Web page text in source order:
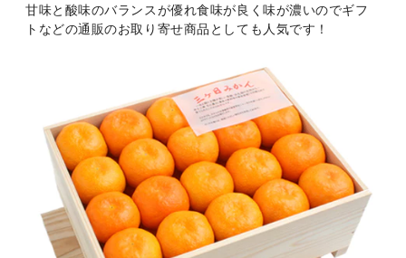
甘味と酸味のバランスが優れ食味が良く味が濃いのでギフ
トなどの通販のお取り寄せ商品としても人気です！